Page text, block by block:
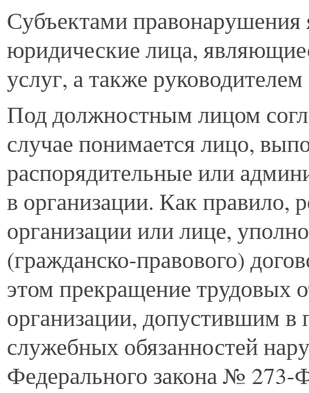
Субъектами
юридические лица,
услуг, а также
Под должностным лицом
случае понимается лицо,
распорядительные или
в организации. Как правило,
организации или лице,
(гражданско-правового)
этом прекращение трудовых
организации, допустившим в
служебных обязанностей
Федерального закона № 273-